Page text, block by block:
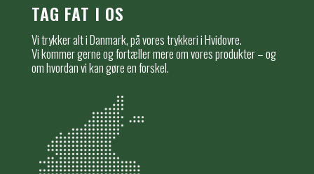
TAG FAT I OS
Vi trykker alt i Danmark, på vores trykkeri i Hvidovre.
Vi kommer gerne og fortæller mere om vores produkter – og
om hvordan vi kan gøre en forskel.